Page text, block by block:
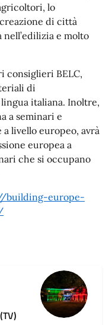
lo
di città
e molto
consiglieri BELC,
di
italiana. Inoltre,
a seminari e
livello europeo, avrà
europea a
che si occupano
building-europe-